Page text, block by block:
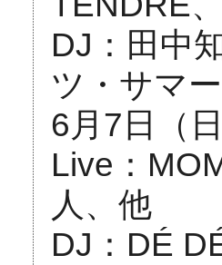
DJ：田中
ツ・サマー
6月7日（
Live：
人、他
DJ：DÉ